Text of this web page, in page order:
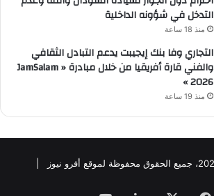
التدخل في شؤونه الداخلية
منذ 18 ساعة
التجاري وفا بنك إيجيبت يدعم التبادل الثقافي
والفني قارة أفريقيا من خلال مبادرة « JamSalam
2026 »
منذ 19 ساعة